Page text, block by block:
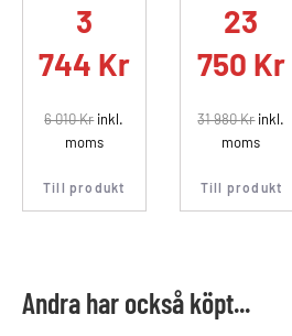
3
744 Kr
6 010Krinkl.
moms
Till produkt
23
750 Kr
31 980Krinkl.
moms
Till produkt
Andra har också köpt...